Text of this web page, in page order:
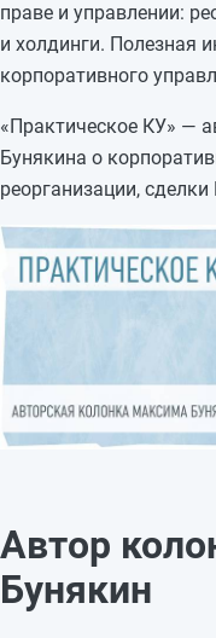
праве и управлении:
и холдинги. Полезная
корпоративного
«Практическое КУ» —
Бунякина о
реорганизации,
Автор
Бунякин